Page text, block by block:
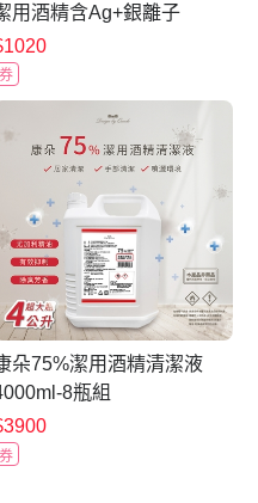
用酒精含Ag+銀離子
入組)
券
朵75%潔用酒精清潔液
8瓶組
券